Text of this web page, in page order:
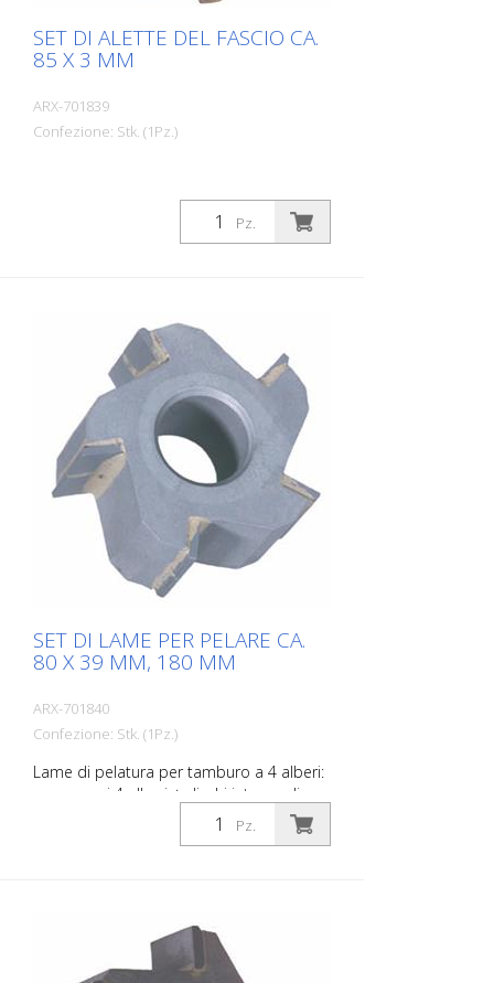
SET DI ALETTE DEL FASCIO CA.
85 X 3 MM
ARX-701839
Confezione: Stk. (1Pz.)
Pz.
SET DI LAME PER PELARE CA.
80 X 39 MM, 180 MM
ARX-701840
Confezione: Stk. (1Pz.)
Lame di pelatura per tamburo a 4 alberi:
- compresi 4 alberi + dischi intermedi per
tamburo a 4 alberi VA 30 S, VA 30 SH Set
di lame con inserti in metallo duro per la
termoplastici. Adatto per Von Arx VA 30,
Pz.